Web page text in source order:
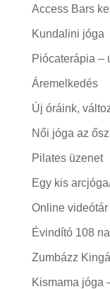
Access Bars
Kundalini jóga
Piócaterápia –
Áremelkedés
Új óráink,
Női jóga az
Pilates üzenet
Egy kis
Online videótár
Évindító 108
Zumbázz
Kismama jóga